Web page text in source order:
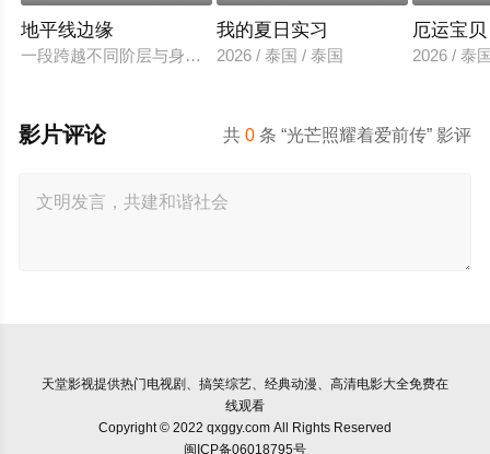
地平线边缘
一段跨越不同阶层与身份的恋情。一方唯有自己的荣誉，另一
我的夏日实习
2026 / 泰国 / 泰国
厄运宝贝
2026 / 泰
共0 条 “光芒照耀着爱前传” 影评
影片评论
天堂影视提供热门电视剧、搞笑综艺、经典动漫、高清电影大全免费在
线观看
Copyright © 2022 qxggy.com All Rights Reserved
闽ICP备06018795号